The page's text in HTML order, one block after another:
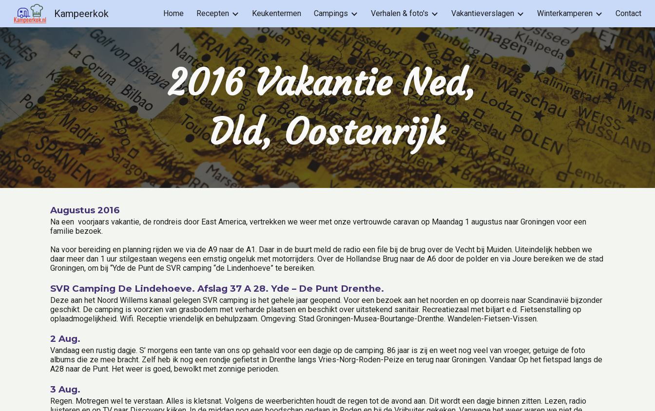
Skip to main content Skip to navigation
Kampeerkok Home Recepten Keukentermen Campings Verhalen & foto's Vakantieverslagen Winterkamperen Contact
2016 Vakantie Ned,
Dld, Oostenrijk
Augustus 2016
Na een  voorjaars vakantie, de rondreis door East America, vertrekken we weer met onze vertrouwde caravan op Maandag 1 augustus naar Groningen voor een
familie bezoek.
Na voor bereiding en planning rijden we via de A9 naar de A1. Daar in de buurt meld de radio een file bij de brug over de Vecht bij Muiden. Uiteindelijk hebben we
daar meer dan 1 uur stilgestaan wegens een ernstig ongeluk met motorrijders. Over de Hollandse Brug naar de A6 door de polder en via Joure bereiken we de stad
Groningen, om bij “Yde de Punt de SVR camping “de Lindenhoeve” te bereiken.
SVR Camping De Lindehoeve. Afslag 37 A 28. Yde – De Punt Drenthe.
Deze aan het Noord Willems kanaal gelegen SVR camping is het gehele jaar geopend. Voor een bezoek aan het noorden en op doorreis naar Scandinavië bijzonder
geschikt. De camping is voorzien van grasbodem met verharde plaatsen en beschikt over uitstekend sanitair. Recreatiezaal met biljart e.d. Fietsenstalling op
oplaadmogelijkheid. Wifi. Receptie vriendelijk en behulpzaam. Omgeving: Stad Groningen-Musea-Bourtange-Drenthe. Wandelen-Fietsen-Vissen.
2 Aug.
Vandaag een rustig dagje. S’ morgens een tante van ons op gehaald voor een dagje op de camping. 86 jaar is zij en weet nog veel van vroeger, getuige de foto
albums die ze mee bracht. Zelf heb ik nog een rondje gefietst in Drenthe langs Vries-Norg-Roden-Peize en terug naar Groningen. Vandaar Op het fietspad langs de
A28 naar de Punt. Het weer is goed, bewolkt met zonnige perioden.
3 Aug.
Regen. Motregen wel te verstaan. Alles is kletsnat. Volgens de weerberichten houdt de regen tot de avond aan. Dit wordt een dagje binnen zitten. Lezen, radio